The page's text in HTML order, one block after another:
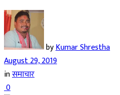
byKumar Shrestha
August 29, 2019
inसमाचार
0